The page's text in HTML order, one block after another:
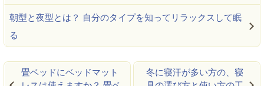
朝型と夜型とは？ 自分のタイプを知ってリラックスして眠
る
畳ベッドにベッドマット
冬に寝汗が多い方の、寝